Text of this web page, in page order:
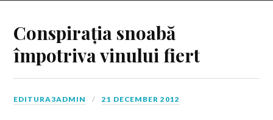
Conspirația snoabă
împotriva vinului fiert
EDITURA3ADMIN 21 DECEMBER 2012